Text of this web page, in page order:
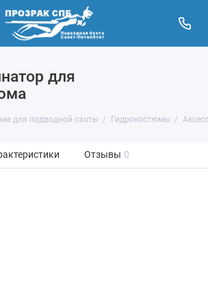
для
для подводной охоты Гидрокостюмы
Отзывы 0